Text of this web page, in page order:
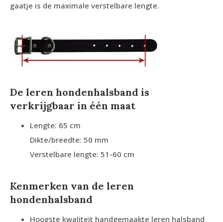
gaatje is de maximale verstelbare lengte.
De leren hondenhalsband is
verkrijgbaar in één maat
Lengte: 65 cm
Dikte/breedte: 50 mm
Verstelbare lengte: 51-60 cm
Kenmerken van de leren
hondenhalsband
Hoogste kwaliteit handgemaakte leren halsband